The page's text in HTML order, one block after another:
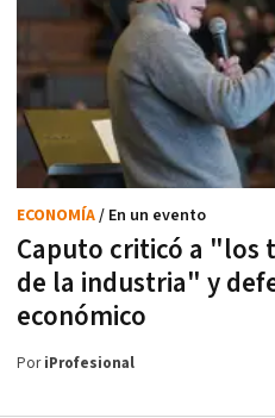
Caputo criticó a "los
de la industria" y
económico
ECONOMÍA/ En un evento
PoriProfesional